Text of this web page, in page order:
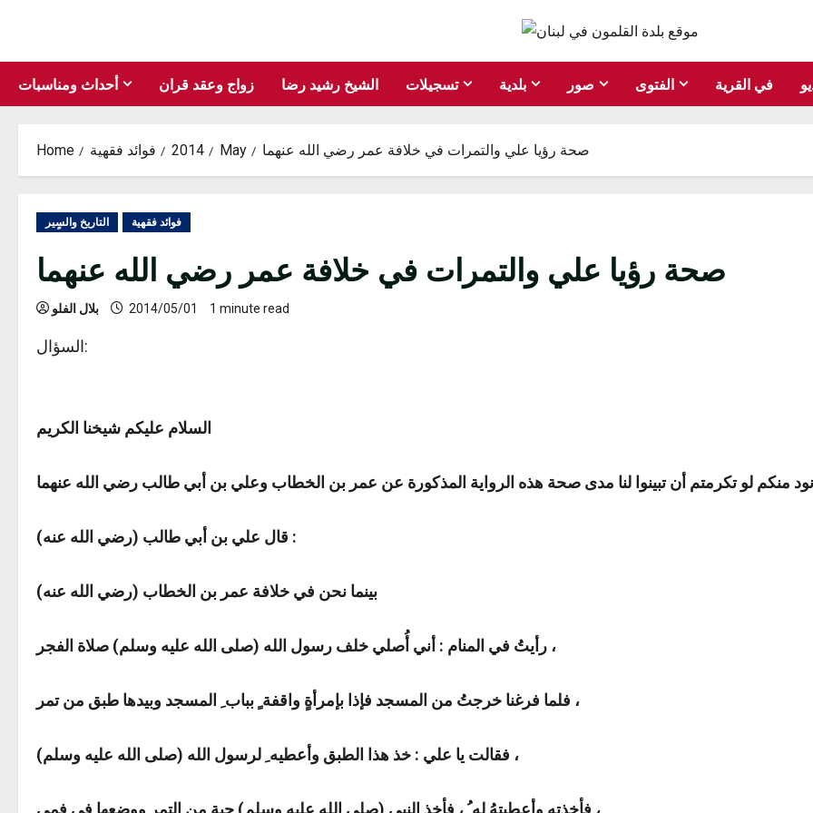
content
أحداث ومناسبات زواج وعقد قران الشيخ رشيد رضا تسجيلات بلدية صور الفتوى في القرية
Home فوائد فقهية 2014 May صحة رؤيا علي والتمرات في خلافة عمر رضي الله عنهما
التاريخ والسٍير فوائد فقهية
صحة رؤيا علي والتمرات في خلافة عمر رضي الله عنهما
بلال الفلو 2014/05/01 1 minute read
السؤال:
السلام عليكم شيخنا الكريم
قال علي بن أبي طالب (رضي الله عنه) :
بينما نحن في خلافة عمر بن الخطاب (رضي الله عنه)
رأيتُ في المنام : أني أُصلي خلف رسول الله (صلى الله عليه وسلم) صلاة الفجر ،
فلما فرغنا خرجتُ من المسجد فإذا بإمرأةٍ واقفة ٍ بباب ِ المسجد وبيدها طبق من تمر ،
فقالت يا علي : خذ هذا الطبق وأعطيه ِ لرسول الله (صلى الله عليه وسلم) ،
فأخذته وأعطيتهُ له ُ ، فأخذ النبي (صلى الله عليه وسلم) حبة من التمر ووضعها في فمي ،